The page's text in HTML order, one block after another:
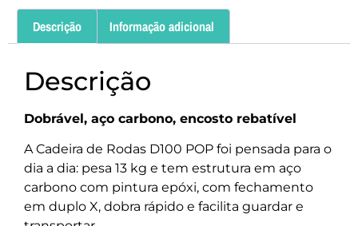
Descrição Informação adicional
Descrição
Dobrável, aço carbono, encosto rebatível
A Cadeira de Rodas D100 POP foi pensada para o
dia a dia: pesa 13 kg e tem estrutura em aço
carbono com pintura epóxi, com fechamento
em duplo X, dobra rápido e facilita guardar e